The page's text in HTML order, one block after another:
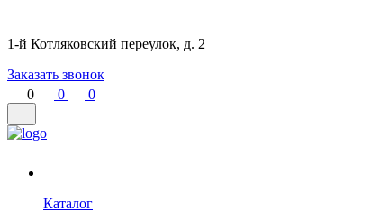
1-й Котляковский переулок, д. 2
Заказать звонок
0
0 0
Каталог